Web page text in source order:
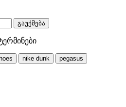
გაუქმება
nike dunk
pegasus